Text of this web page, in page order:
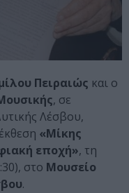
Πειραιώς και ο
, σε
Λέσβου,
«Μίκης
εποχή», τη
στο Μουσείο
.